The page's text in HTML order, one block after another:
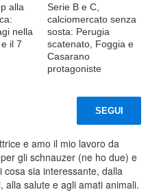
alla
nella
il 7
Serie B e C,
calciomercato senza
sosta: Perugia
scatenato, Foggia e
Casarano
protagoniste
SEGUI
e amo il mio lavoro da
gli schnauzer (ne ho due) e
sia interessante, dalla
alla salute e agli amati animali.